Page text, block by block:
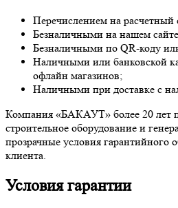
Перечислением на расчетный
Безналичными на нашем
Безналичными по QR-коду
Наличными или банковской
офлайн магазинов;
Наличными при доставке с
Компания «БАКАУТ» более 20 лет
строительное оборудование и
прозрачные условия гарантийного
клиента.
Условия гарантии